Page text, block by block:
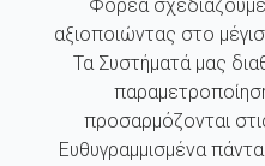
Φορέα
αξιοποιώντας στο
Τα Συστήματά μας
προσαρμόζονται
Ευθυγραμμισμένα